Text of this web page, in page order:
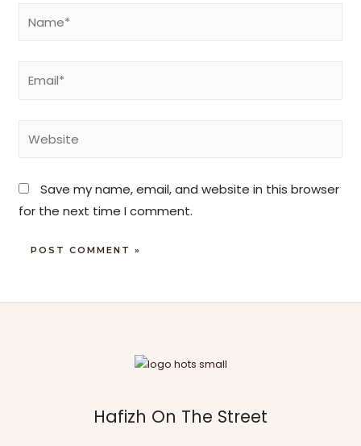
Save my name, email, and website in this browser
for the next time I comment.
Hafizh On The Street